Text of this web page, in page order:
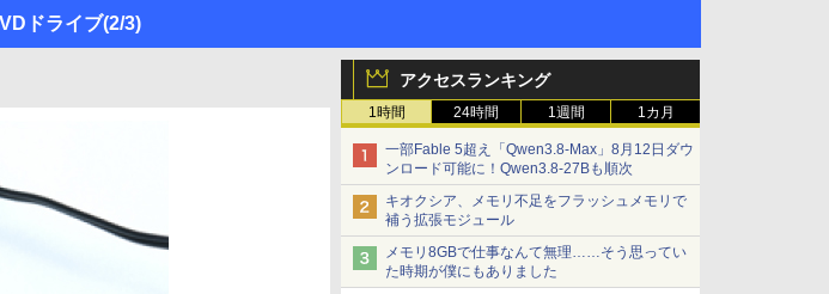
ドライブ(2/3)
アクセスランキング
1時間 24時間 1週間 1カ月
一部Fable 5超え「Qwen3.8-Max」8月12日ダウ
ンロード可能に！Qwen3.8-27Bも順次
キオクシア、メモリ不足をフラッシュメモリで
補う拡張モジュール
メモリ8GBで仕事なんて無理……そう思ってい
た時期が僕にもありました